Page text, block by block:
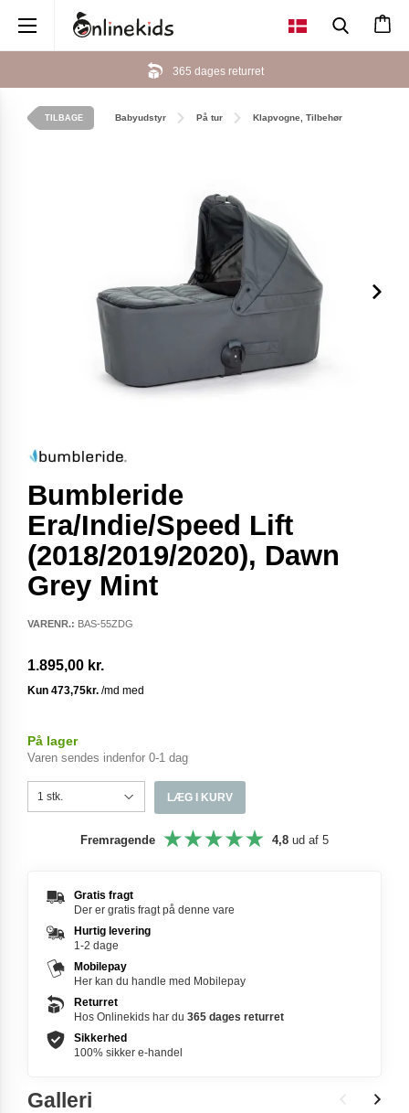
365 dages returret
TILBAGE Babyudstyr På tur Klapvogne, Tilbehør
Bumbleride
Era/Indie/Speed Lift
(2018/2019/2020), Dawn
Grey Mint
VARENR.: BAS-55ZDG
1.895,00 kr.
På lager
Varen sendes indenfor 0-1 dag
LÆG I KURV
Fremragende 4,8 ud af 5
Gratis fragt
Der er gratis fragt på denne vare
Hurtig levering
1-2 dage
Mobilepay
Her kan du handle med Mobilepay
Returret
Hos Onlinekids har du 365 dages returret
Sikkerhed
100% sikker e-handel
Galleri